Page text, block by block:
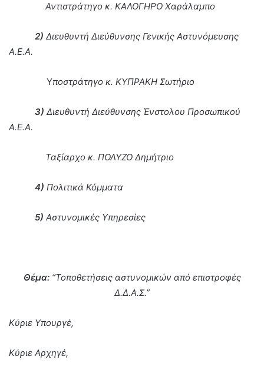
Αντιστράτηγο κ. ΚΑΛΟΓΗΡΟ Χαράλαμπο
2) Διευθυντή Διεύθυνσης Γενικής Αστυνόμευσης
Α.Ε.Α.
Υποστράτηγο κ. ΚΥΠΡΑΚΗ Σωτήριο
3) Διευθυντή Διεύθυνσης Ένστολου Προσωπικού
Α.Ε.Α.
Ταξίαρχο κ. ΠΟΛΥΖΟ Δημήτριο
4) Πολιτικά Κόμματα
5) Αστυνομικές Υπηρεσίες
Θέμα: “Τοποθετήσεις αστυνομικών από επιστροφές
Δ.Δ.Α.Σ.”
Κύριε Υπουργέ,
Κύριε Αρχηγέ,